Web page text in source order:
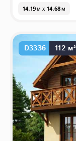
14.19м x 14.68м
D3336 112 м²